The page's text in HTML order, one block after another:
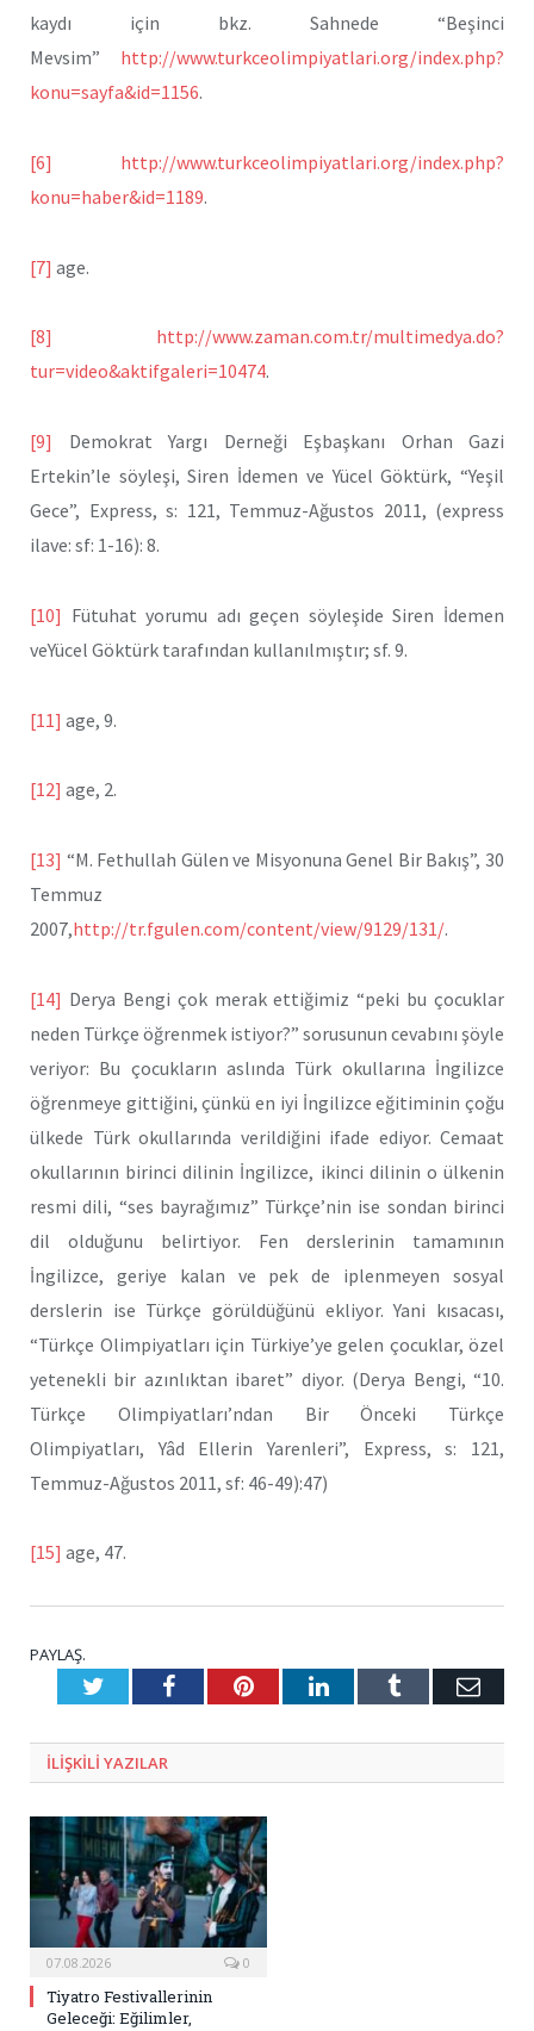
kaydı için bkz. Sahnede “Beşinci
Mevsim” http://www.turkceolimpiyatlari.org/index.php?
konu=sayfa&id=1156.
[6]
http://www.turkceolimpiyatlari.org/index.php?
konu=haber&id=1189.
[7] age.
[8]
http://www.zaman.com.tr/multimedya.do?
tur=video&aktifgaleri=10474.
[9] Demokrat Yargı Derneği Eşbaşkanı Orhan Gazi
Ertekin’le söyleşi, Siren İdemen ve Yücel Göktürk, “Yeşil
Gece”, Express, s: 121, Temmuz-Ağustos 2011, (express
ilave: sf: 1-16): 8.
[10] Fütuhat yorumu adı geçen söyleşide Siren İdemen
veYücel Göktürk tarafından kullanılmıştır; sf. 9.
[11] age, 9.
[12] age, 2.
[13] “M. Fethullah Gülen ve Misyonuna Genel Bir Bakış”, 30
Temmuz
2007,http://tr.fgulen.com/content/view/9129/131/.
[14] Derya Bengi çok merak ettiğimiz “peki bu çocuklar
neden Türkçe öğrenmek istiyor?” sorusunun cevabını şöyle
veriyor: Bu çocukların aslında Türk okullarına İngilizce
öğrenmeye gittiğini, çünkü en iyi İngilizce eğitiminin çoğu
ülkede Türk okullarında verildiğini ifade ediyor. Cemaat
okullarının birinci dilinin İngilizce, ikinci dilinin o ülkenin
resmi dili, “ses bayrağımız” Türkçe’nin ise sondan birinci
dil olduğunu belirtiyor. Fen derslerinin tamamının
İngilizce, geriye kalan ve pek de iplenmeyen sosyal
derslerin ise Türkçe görüldüğünü ekliyor. Yani kısacası,
“Türkçe Olimpiyatları için Türkiye’ye gelen çocuklar, özel
yetenekli bir azınlıktan ibaret” diyor. (Derya Bengi, “10.
Türkçe Olimpiyatları’ndan Bir Önceki Türkçe
Olimpiyatları, Yâd Ellerin Yarenleri”, Express, s: 121,
Temmuz-Ağustos 2011, sf: 46-49):47)
[15] age, 47.
PAYLAŞ.
TwitterFacebookPinterestLinkedInTumblr E-
ILIŞKILI YAZILAR
07.08.2026 0
Tiyatro Festivallerinin
Geleceği: Eğilimler,